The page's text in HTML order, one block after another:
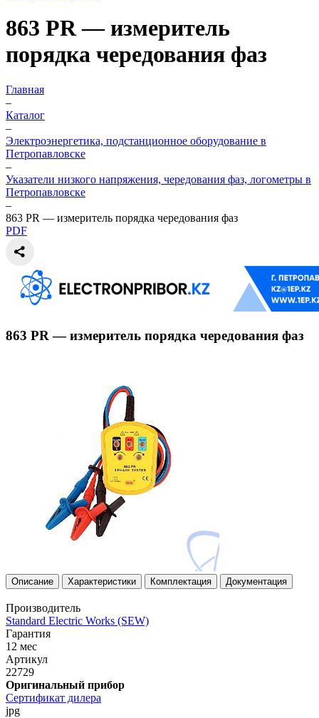
863 PR — измеритель
порядка чередования фаз
Главная
–
Каталог
–
Электроэнергетика, подстанционное оборудование в
Петропавловске
–
Указатели низкого напряжения, чередования фаз, логометры в
Петропавловске
–
863 PR — измеритель порядка чередования фаз
PDF
863 PR — измеритель порядка чередования фаз
Описание Характеристики Комплектация Документация
Производитель
Standard Electric Works (SEW)
Гарантия
12 мес
Артикул
22729
Оригинальный прибор
Сертификат дилера
jpg